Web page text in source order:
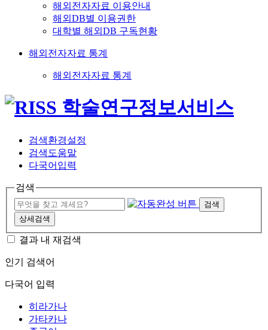
해외전자자료 이용안내
해외DB별 이용권한
대학별 해외DB 구독현황
해외전자자료 통계
해외전자자료 통계
검색환경설정
검색도움말
다국어입력
검색
검색
상세검색
결과 내 재검색
인기 검색어
다국어 입력
히라가나
가타카나